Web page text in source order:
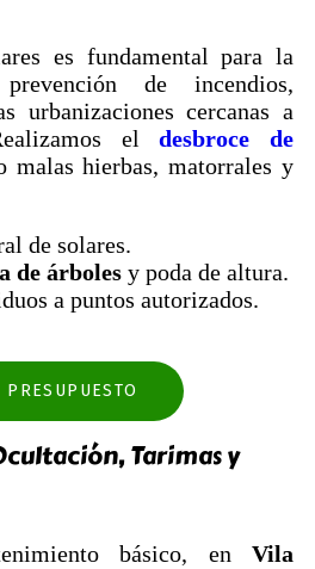
es fundamental para la
de incendios,
urbanizaciones cercanas a
eldesbroce de
malas hierbas, matorrales y
de solares.
de árboles y poda de altura.
a puntos autorizados.
Tarimas y
básico, en Vila